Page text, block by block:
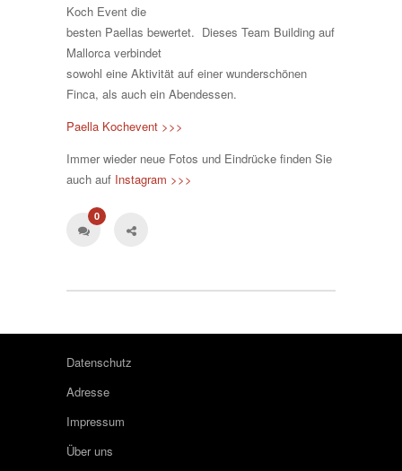
Koch Event die
besten Paellas bewertet. Dieses Team Building auf
Mallorca verbindet
sowohl eine Aktivität auf einer wunderschönen
Finca, als auch ein Abendessen.
Paella Kochevent >>>
Immer wieder neue Fotos und Eindrücke finden Sie
auch auf Instagram >>>
0
Datenschutz
Adresse
Impressum
Über uns